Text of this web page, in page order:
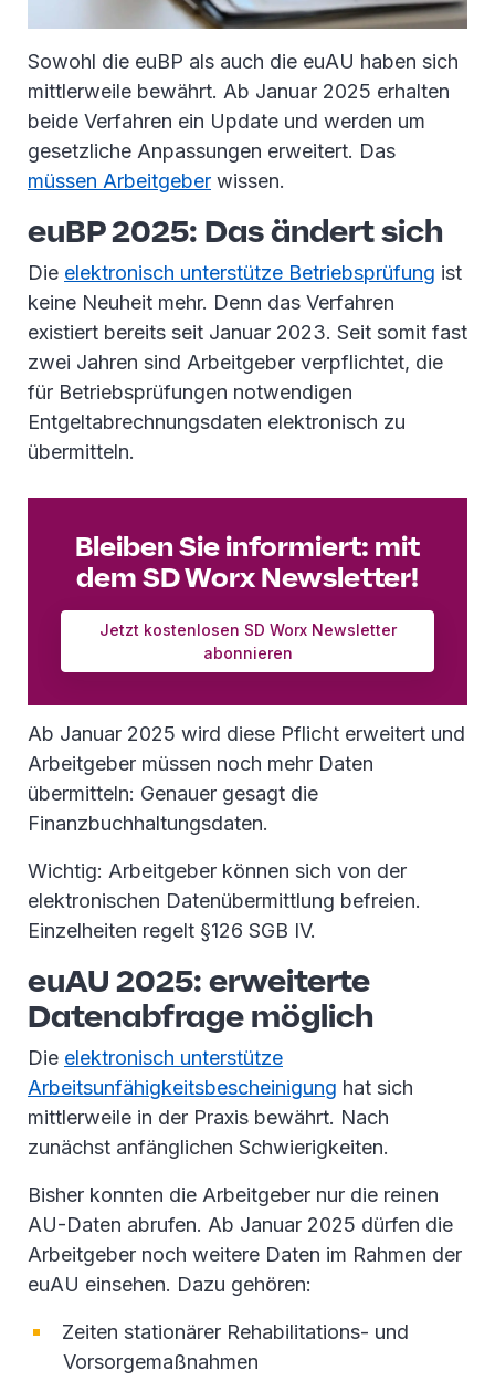
Sowohl die euBP als auch die euAU haben sich
mittlerweile bewährt. Ab Januar 2025 erhalten
beide Verfahren ein Update und werden um
gesetzliche Anpassungen erweitert. Das
müssen Arbeitgeber wissen.
euBP 2025: Das ändert sich
Die elektronisch unterstütze Betriebsprüfung ist
keine Neuheit mehr. Denn das Verfahren
existiert bereits seit Januar 2023. Seit somit fast
zwei Jahren sind Arbeitgeber verpflichtet, die
für Betriebsprüfungen notwendigen
Entgeltabrechnungsdaten elektronisch zu
übermitteln.
Bleiben Sie informiert: mit
dem SD Worx Newsletter!
Jetzt kostenlosen SD Worx Newsletter
abonnieren
Ab Januar 2025 wird diese Pflicht erweitert und
Arbeitgeber müssen noch mehr Daten
übermitteln: Genauer gesagt die
Finanzbuchhaltungsdaten.
Wichtig: Arbeitgeber können sich von der
elektronischen Datenübermittlung befreien.
Einzelheiten regelt §126 SGB IV.
euAU 2025: erweiterte
Datenabfrage möglich
Die elektronisch unterstütze
Arbeitsunfähigkeitsbescheinigung hat sich
mittlerweile in der Praxis bewährt. Nach
zunächst anfänglichen Schwierigkeiten.
Bisher konnten die Arbeitgeber nur die reinen
AU-Daten abrufen. Ab Januar 2025 dürfen die
Arbeitgeber noch weitere Daten im Rahmen der
euAU einsehen. Dazu gehören:
Zeiten stationärer Rehabilitations- und
Vorsorgemaßnahmen